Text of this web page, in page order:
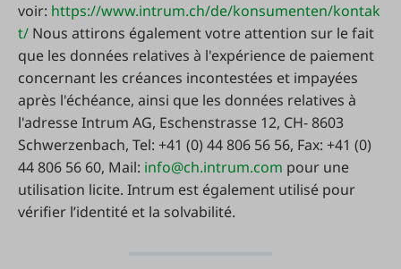
voir: https://www.intrum.ch/de/konsumenten/kontak
t/ Nous attirons également votre attention sur le fait
que les données relatives à l'expérience de paiement
concernant les créances incontestées et impayées
après l'échéance, ainsi que les données relatives à
l'adresse Intrum AG, Eschenstrasse 12, CH- 8603
Schwerzenbach, Tel: +41 (0) 44 806 56 56, Fax: +41 (0)
44 806 56 60, Mail: info@ch.intrum.com pour une
utilisation licite. Intrum est également utilisé pour
vérifier l’identité et la solvabilité.